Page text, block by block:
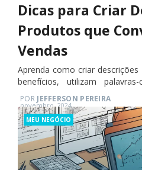
Dicas para Criar
Produtos que
Vendas
Aprenda como criar
benefícios, utilizam
vendas.
PORJEFFERSON PEREIRA
Posted
on
novembro, 2024
Categories
MEU NEGÓCIO